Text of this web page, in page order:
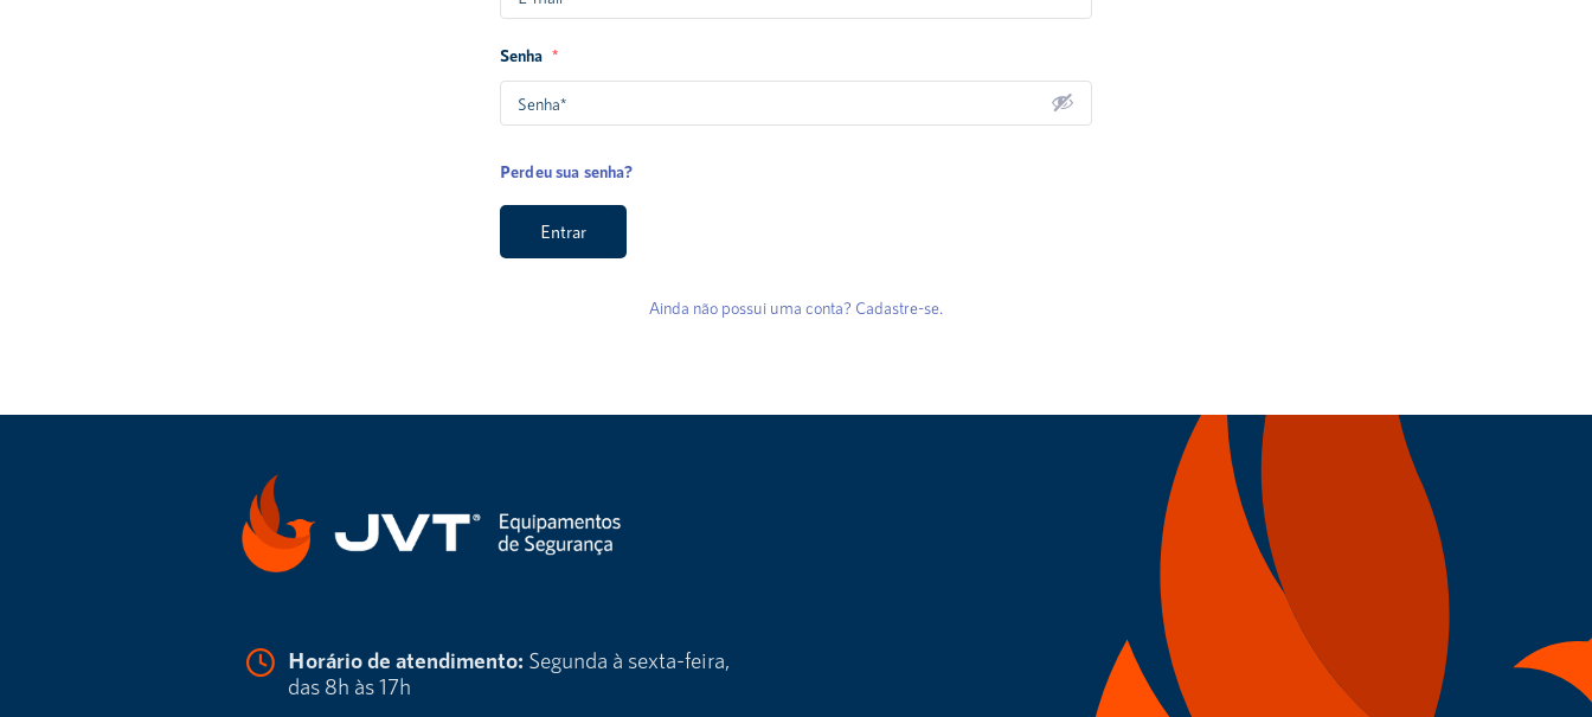
Senha *
Perdeu sua senha?
Entrar
Ainda não possui uma conta? Cadastre-se.
Horário de atendimento: Segunda à sexta-feira,
das 8h às 17h